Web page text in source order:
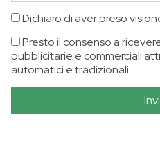
Dichiaro di aver preso
Presto il consenso a
pubblicitarie e commerciali
automatici e tradizionali.